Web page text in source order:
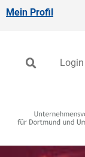
Mein Profil
Login